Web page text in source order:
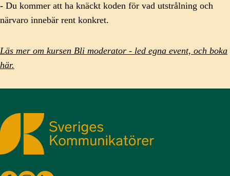
- Du kommer att ha knäckt koden för vad utstrålning och
närvaro innebär rent konkret.
Läs mer om kursen Bli moderator - led egna event, och boka
här.
Sveriges Kommunikatörer